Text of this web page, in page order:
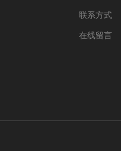
联系方式
在线留言